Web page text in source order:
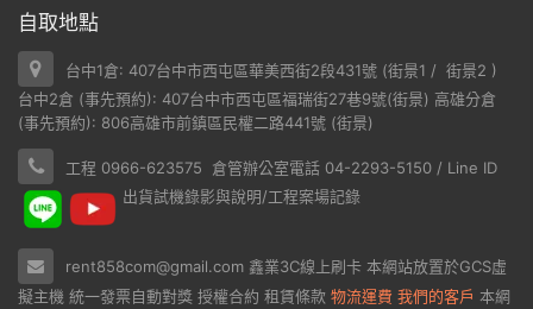
自取地點
台中1倉: 407台中市西屯區華美西街2段431號 (街景1 / 街景2 )
台中2倉 (事先預約): 407台中市西屯區福瑞街27巷9號(街景) 高雄分倉
(事先預約): 806高雄市前鎮區民權二路441號 (街景)
工程 0966-623575 倉管辦公室電話 04-2293-5150 / Line ID
出貨試機錄影與說明/工程案場記錄
rent858com@gmail.com 鑫業3C線上刷卡 本網站放置於GCS虛
擬主機 統一發票自動對獎 授權合約 租賃條款 物流運費 我們的客戶 本網